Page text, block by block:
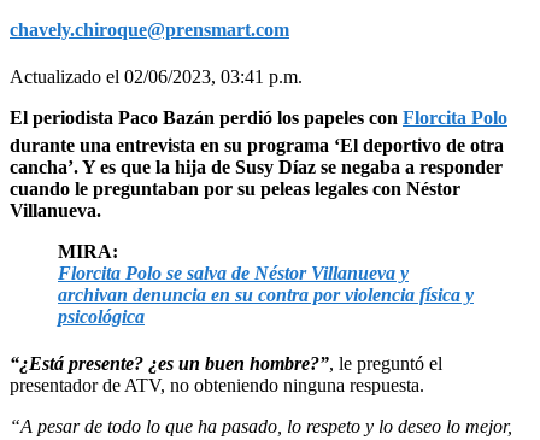
chavely.chiroque@prensmart.com
Actualizado el 02/06/2023, 03:41 p.m.
El periodista Paco Bazán perdió los papeles con Florcita Polo
durante una entrevista en su programa ‘El deportivo de otra
cancha’. Y es que la hija de Susy Díaz se negaba a responder
cuando le preguntaban por su peleas legales con Néstor
Villanueva.
MIRA:
Florcita Polo se salva de Néstor Villanueva y
archivan denuncia en su contra por violencia física y
psicológica
“¿Está presente? ¿es un buen hombre?”, le preguntó el
presentador de ATV, no obteniendo ninguna respuesta.
“A pesar de todo lo que ha pasado, lo respeto y lo deseo lo mejor,